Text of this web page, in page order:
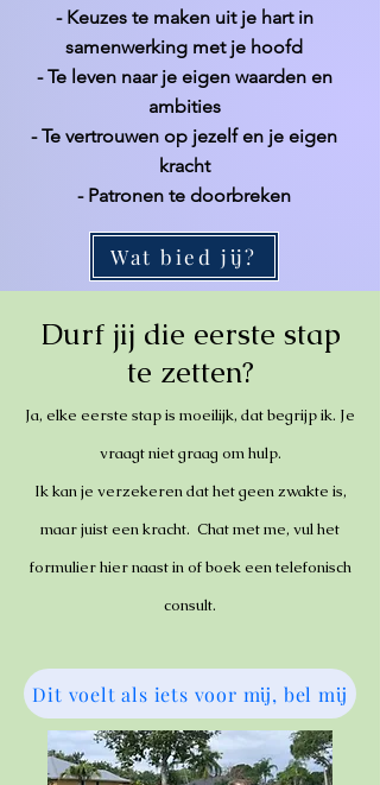
- Keuzes te maken uit je hart in
samenwerking met je hoofd
- Te leven naar je eigen waarden en
ambities
- Te vertrouwen op jezelf en je eigen
kracht
- Patronen te doorbreken
Wat bied jij?
Durf jij die eerste stap
te zetten?
Ja, elke eerste stap is moeilijk, dat begrijp ik. Je
vraagt niet graag om hulp.
Ik kan je verzekeren dat het geen zwakte is,
maar juist een kracht. Chat met me, vul het
formulier hier naast in of boek een telefonisch
consult.
Dit voelt als iets voor mij, bel mij